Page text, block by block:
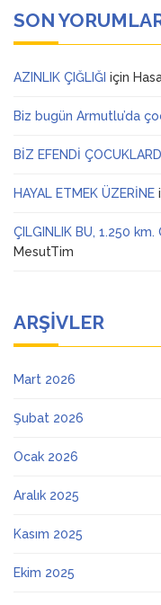
SON
AZINLIK ÇIĞLIĞI için
Biz bugün Armutlu’da
BİZ EFENDİ
HAYAL ETMEK ÜZERİNE
ÇILGINLIK BU, 1.250 km.
MesutTim
ARŞIVLER
Mart 2026
Şubat 2026
Ocak 2026
Aralık 2025
Kasım 2025
Ekim 2025